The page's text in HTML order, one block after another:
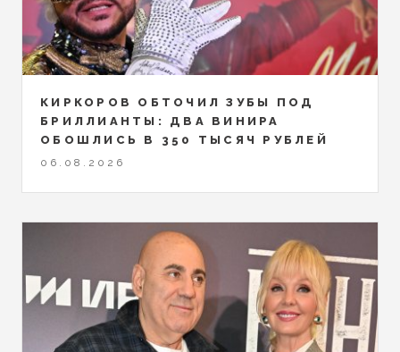
КИРКОРОВ ОБТОЧИЛ ЗУБЫ ПОД
БРИЛЛИАНТЫ: ДВА ВИНИРА
ОБОШЛИСЬ В 350 ТЫСЯЧ РУБЛЕЙ
06.08.2026